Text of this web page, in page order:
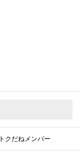
トクだねメンバー